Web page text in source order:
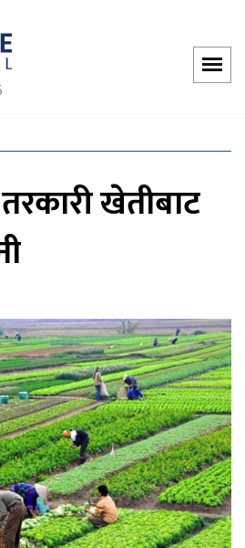
खेतीबाट